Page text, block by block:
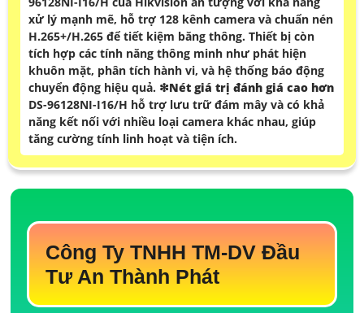
xử lý mạnh mẽ, hỗ trợ 128 kênh camera và chuẩn nén
H.265+/H.265 để tiết kiệm băng thông. Thiết bị còn
tích hợp các tính năng thông minh như phát hiện
khuôn mặt, phân tích hành vi, và hệ thống báo động
chuyển động hiệu quả. ❇Nét giá trị đánh giá cao hơn
DS-96128NI-I16/H hỗ trợ lưu trữ đám mây và có khả
năng kết nối với nhiều loại camera khác nhau, giúp
tăng cường tính linh hoạt và tiện ích.
Công Ty TNHH TM-DV Đầu
Tư An Thành Phát